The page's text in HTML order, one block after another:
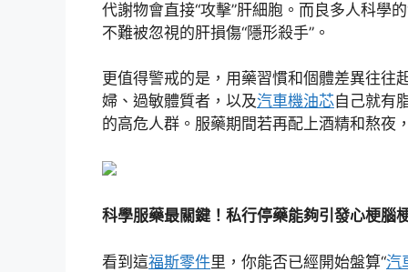
代謝物會直接“攻擊”肝細胞。而良多人科學
不難被忽視的肝損傷“隱形殺手”。
更值得警戒的是，用藥習慣和個體差異往往
婦、過敏體質者，以及汽車機油芯自己就有
的高危人群。服藥期間若再配上酒精和熬夜
科學服藥最關鍵！私行停藥能夠引發心梗腦
看到這福斯零件里，你能否已經開始盤算“汽